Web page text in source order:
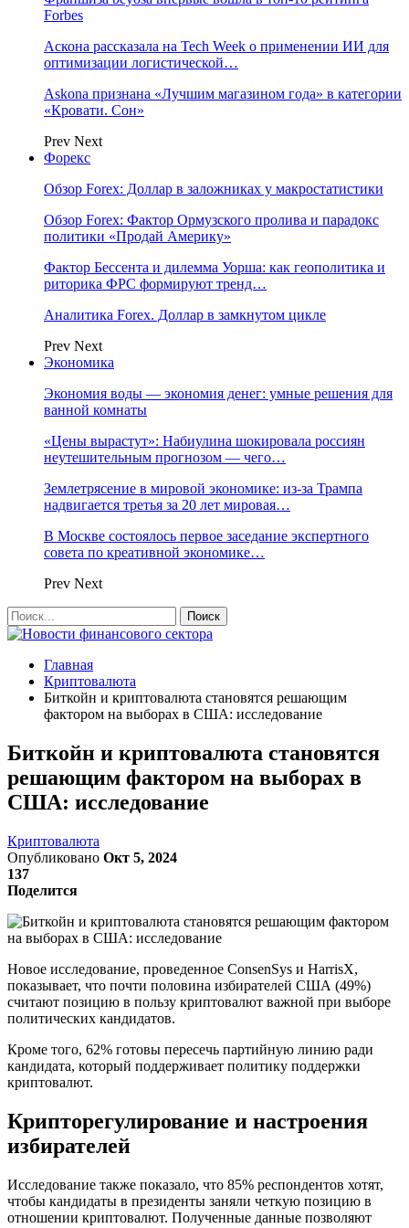
Forbes
Аскона рассказала на Tech Week о применении ИИ для
оптимизации логистической…
Askona признана «Лучшим магазином года» в категории
«Кровати. Сон»
Prev Next
Форекс
Обзор Forex: Доллар в заложниках у макростатистики
Обзор Forex: Фактор Ормузского пролива и парадокс
политики «Продай Америку»
Фактор Бессента и дилемма Уорша: как геополитика и
риторика ФРС формируют тренд…
Аналитика Forex. Доллар в замкнутом цикле
Prev Next
Экономика
Экономия воды — экономия денег: умные решения для
ванной комнаты
«Цены вырастут»: Набиулина шокировала россиян
неутешительным прогнозом — чего…
Землетрясение в мировой экономике: из-за Трампа
надвигается третья за 20 лет мировая…
В Москве состоялось первое заседание экспертного
совета по креативной экономике…
Prev Next
Главная
Криптовалюта
Биткойн и криптовалюта становятся решающим
фактором на выборах в США: исследование
Биткойн и криптовалюта становятся
решающим фактором на выборах в
США: исследование
Криптовалюта
Опубликовано Окт 5, 2024
137
Поделится
Новое исследование, проведенное ConsenSys и HarrisX,
показывает, что почти половина избирателей США (49%)
считают позицию в пользу криптовалют важной при выборе
политических кандидатов.
Кроме того, 62% готовы пересечь партийную линию ради
кандидата, который поддерживает политику поддержки
криптовалют.
Крипторегулирование и настроения
избирателей
Исследование также показало, что 85% респондентов хотят,
чтобы кандидаты в президенты заняли четкую позицию в
отношении криптовалют. Полученные данные позволяют